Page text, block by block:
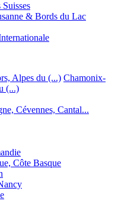
& Bords du Lac
Alpes du (...) Chamonix-
(...)
Cévennes, Cantal...
Côte Basque